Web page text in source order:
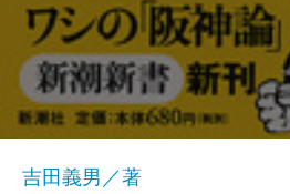
吉田義男／著